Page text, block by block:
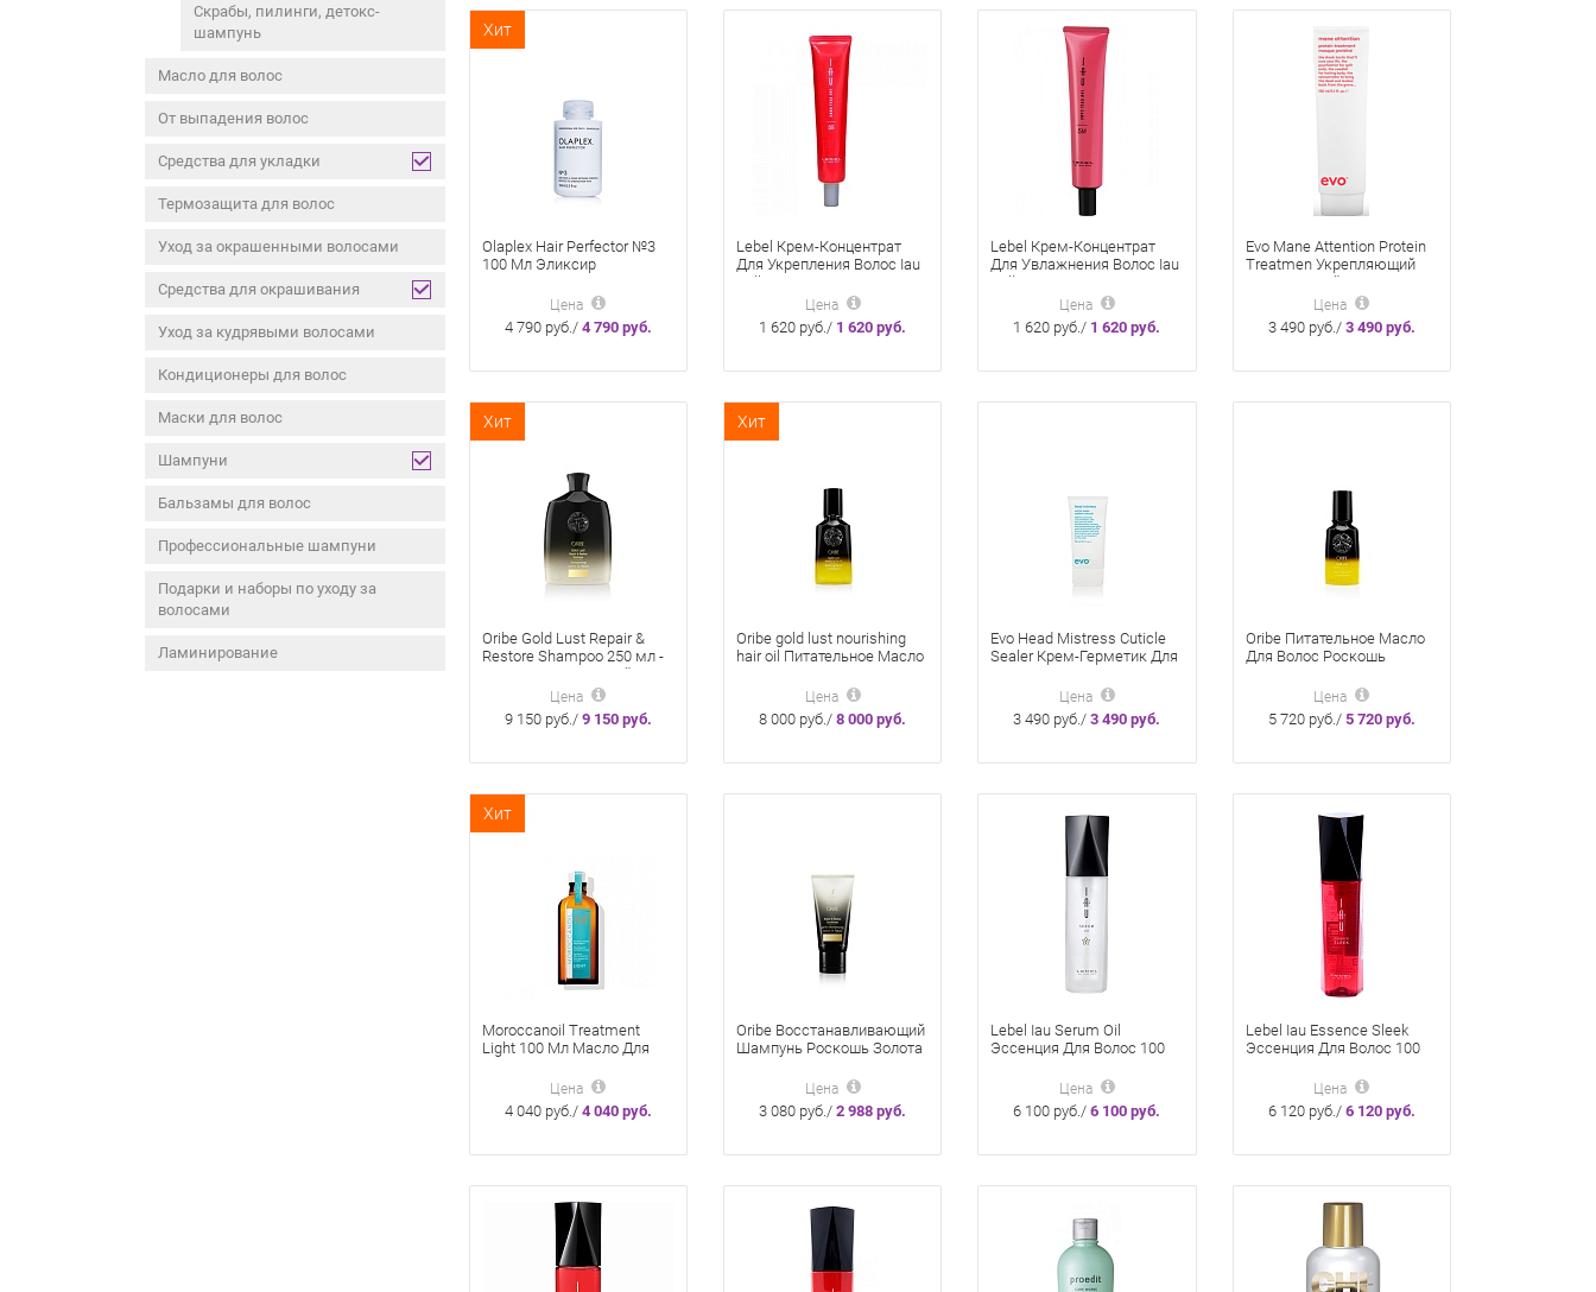
Скрабы, пилинги, детокс-
шампунь
Масло для волос
От выпадения волос
Средства для укладки
Термозащита для волос
Уход за окрашенными волосами
Средства для окрашивания
Уход за кудрявыми волосами
Кондиционеры для волос
Маски для волос
Шампуни
Бальзамы для волос
Профессиональные шампуни
Подарки и наборы по уходу за
волосами
Ламинирование
Хит
Olaplex Hair Perfector №3
100 Мл Эликсир
Цена
4 790 руб./ 4 790 руб.
Lebel Крем-Концентрат
Для Укрепления Волос Iau
Cell Care 5S 40Мл
Цена
1 620 руб./ 1 620 руб.
Lebel Крем-Концентрат
Для Увлажнения Волос Iau
Cell Care 5M 40 Мл
Цена
1 620 руб./ 1 620 руб.
Evo Mane Attention Protein
Treatmen Укрепляющий
Протеиновый Уход Для
Волос 300 Мл
Цена
3 490 руб./ 3 490 руб.
Хит
Oribe Gold Lust Repair &
Restore Shampoo 250 мл -
Восстанавливающий
шампунь «Роскошь
Цена
9 150 руб./ 9 150 руб.
Хит
Oribe gold lust nourishing
hair oil Питательное Масло
Золота 100 Мл
Цена
8 000 руб./8 000 руб.
Evo Head Mistress Cuticle
Sealer Крем-Герметик Для
Госпожа 150 Мл
Цена
3 490 руб./3 490 руб.
Oribe Питательное Масло
Для Волос Роскошь
Цена
5 720 руб./ 5 720 руб.
Хит
Moroccanoil Treatment
Light 100 Мл Масло Для
Цена
4 040 руб./ 4 040 руб.
Oribe Восстанавливающий
Шампунь Роскошь Золота
Цена
3 080 руб./2 988 руб.
Lebel Iau Serum Oil
Эссенция Для Волос 100
Цена
6 100 руб./6 100 руб.
Lebel Iau Essence Sleek
Эссенция Для Волос 100
Цена
6 120 руб./ 6 120 руб.